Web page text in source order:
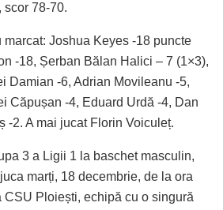
scor 78-70.
marcat: Joshua Keyes -18 puncte
-18, Șerban Bălan Halici – 7 (1×3),
Damian -6, Adrian Movileanu -5,
Căpușan -4, Eduard Urdă -4, Dan
-2. A mai jucat Florin Voiculeț.
3 a Ligii 1 la baschet masculin,
marți, 18 decembrie, de la ora
CSU Ploiești, echipă cu o singură